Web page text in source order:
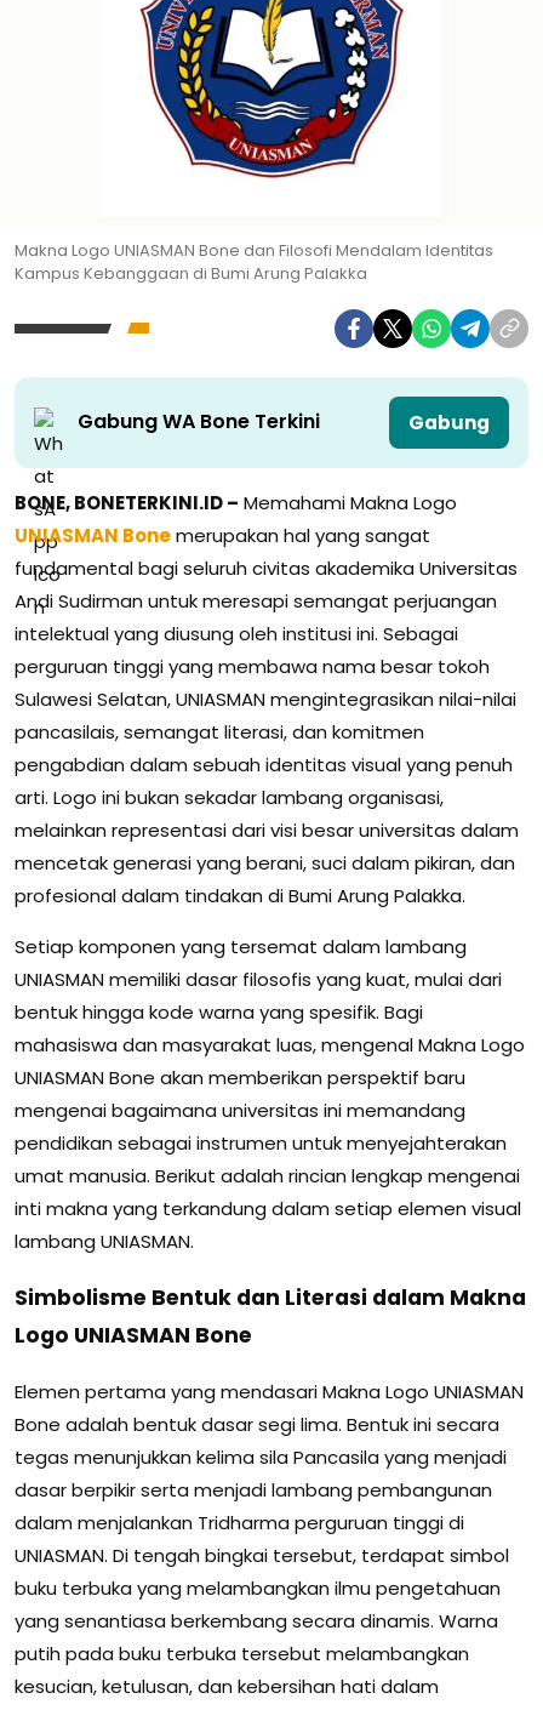
Makna Logo UNIASMAN Bone dan Filosofi Mendalam Identitas
Kampus Kebanggaan di Bumi Arung Palakka
Gabung WA Bone Terkini Gabung
BONE, BONETERKINI.ID – Memahami Makna Logo
UNIASMAN Bonemerupakan hal yang sangat
fundamental bagi seluruh civitas akademika Universitas
Andi Sudirman untuk meresapi semangat perjuangan
intelektual yang diusung oleh institusi ini. Sebagai
perguruan tinggi yang membawa nama besar tokoh
Sulawesi Selatan, UNIASMAN mengintegrasikan nilai-nilai
pancasilais, semangat literasi, dan komitmen
pengabdian dalam sebuah identitas visual yang penuh
arti. Logo ini bukan sekadar lambang organisasi,
melainkan representasi dari visi besar universitas dalam
mencetak generasi yang berani, suci dalam pikiran, dan
profesional dalam tindakan di Bumi Arung Palakka.
Setiap komponen yang tersemat dalam lambang
UNIASMAN memiliki dasar filosofis yang kuat, mulai dari
bentuk hingga kode warna yang spesifik. Bagi
mahasiswa dan masyarakat luas, mengenal Makna Logo
UNIASMAN Bone akan memberikan perspektif baru
mengenai bagaimana universitas ini memandang
pendidikan sebagai instrumen untuk menyejahterakan
umat manusia. Berikut adalah rincian lengkap mengenai
inti makna yang terkandung dalam setiap elemen visual
lambang UNIASMAN.
Simbolisme Bentuk dan Literasi dalam Makna
Logo UNIASMAN Bone
Elemen pertama yang mendasari Makna Logo UNIASMAN
Bone adalah bentuk dasar segi lima. Bentuk ini secara
tegas menunjukkan kelima sila Pancasila yang menjadi
dasar berpikir serta menjadi lambang pembangunan
dalam menjalankan Tridharma perguruan tinggi di
UNIASMAN. Di tengah bingkai tersebut, terdapat simbol
buku terbuka yang melambangkan ilmu pengetahuan
yang senantiasa berkembang secara dinamis. Warna
putih pada buku terbuka tersebut melambangkan
kesucian, ketulusan, dan kebersihan hati dalam